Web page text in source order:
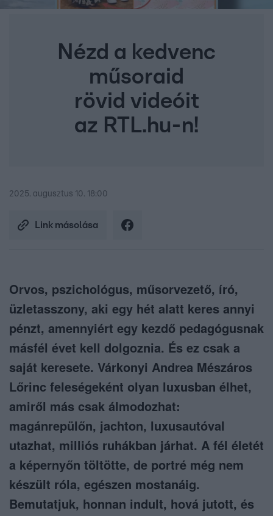
Nézd a kedvenc
műsoraid
rövid videóit
az RTL.hu-n!
2025. augusztus 10. 18:00
Link másolása
Orvos, pszichológus, műsorvezető, író,
üzletasszony, aki egy hét alatt keres annyi
pénzt, amennyiért egy kezdő pedagógusnak
másfél évet kell dolgoznia. És ez csak a
saját keresete. Várkonyi Andrea Mészáros
Lőrinc feleségeként olyan luxusban élhet,
amiről más csak álmodozhat:
magánrepülőn, jachton, luxusautóval
utazhat, milliós ruhákban járhat. A fél életét
a képernyőn töltötte, de portré még nem
készült róla, egészen mostanáig.
Bemutatjuk, honnan indult, hová jutott, és